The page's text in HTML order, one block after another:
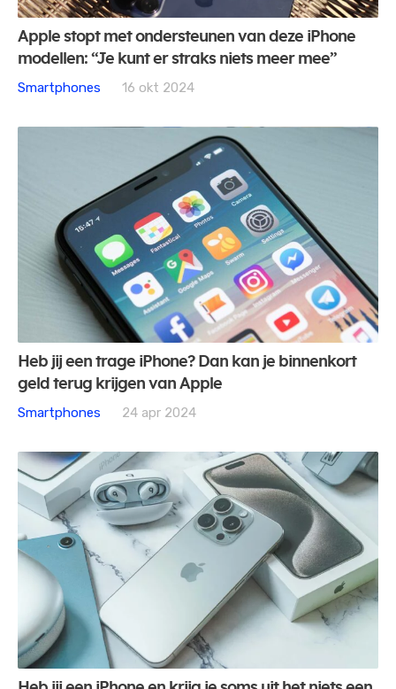
Apple stopt met ondersteunen van deze iPhone
modellen: “Je kunt er straks niets meer mee”
Smartphones
16 okt 2024
Heb jij een trage iPhone? Dan kan je binnenkort
geld terug krijgen van Apple
Smartphones
24 apr 2024